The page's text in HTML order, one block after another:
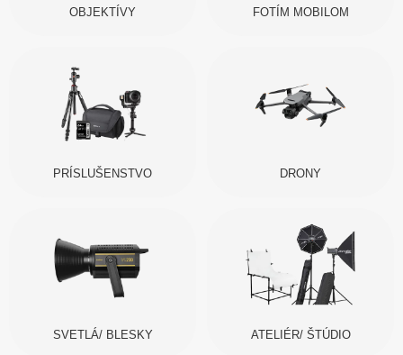
OBJEKTÍVY FOTÍM MOBILOM
PRÍSLUŠENSTVO DRONY
SVETLÁ/ BLESKY ATELIÉR/ ŠTÚDIO